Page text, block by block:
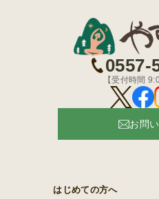
0557-
【受付時間
お問
はじめての方へ